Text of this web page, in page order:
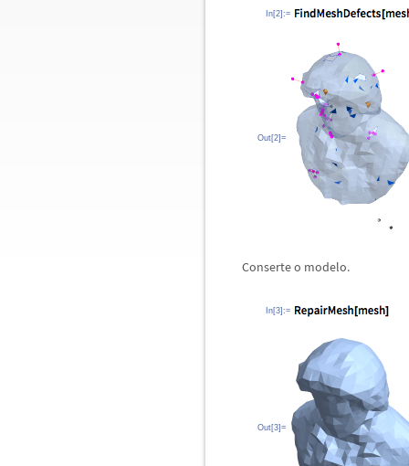
In[2]:=
Out[2]=
Conserte o modelo.
In[3]:=
Out[3]=